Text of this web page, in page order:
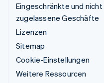
Eingeschränkte und nicht
zugelassene Geschäfte
Lizenzen
Sitemap
Cookie-Einstellungen
Weitere Ressourcen